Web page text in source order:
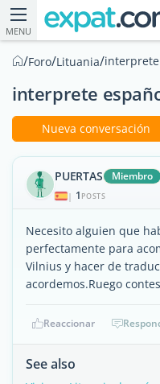
MENU
/Foro/Lituania/
interprete
Nueva conversación
PUERTAS Miembro
| 1 POSTS
Necesito alguien que
perfectamente para
Vilnius y hacer de
acordemos.Ruego
Reaccionar
See also